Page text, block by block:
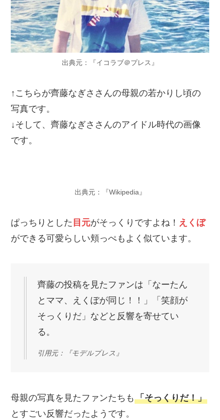
出典元：『イコラブ＠プレス』
↑こちらが齊藤なぎささんの母親の若かりし頃の
写真です。
↓そして、齊藤なぎささんのアイドル時代の画像
です。
出典元：『Wikipedia』
ぱっちりとした 目元がそっくりですよね！ えくぼ
ができる可愛らしい頬っぺもよく似ています。
齊藤の投稿を見たファンは「なーたん
とママ、えくぼが同じ！！」「笑顔が
そっくりだ」などと反響を寄せてい
る。
引用元：『モデルプレス』
母親の写真を見たファンたちも「そっくりだ！」
とすごい反響だったようです。